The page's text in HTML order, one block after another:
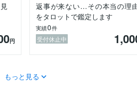
円
返事が来ない…その本当の理
をタロットで鑑定します
実績0件
受付休止中
もっと見る